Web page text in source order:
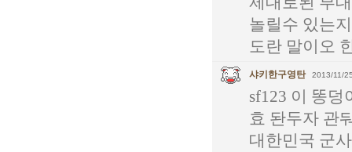
놀릴수 있는
도란 말이오
샤키한구영탄 2013/11/
sf123 이 똥
효 돤두자 관
대한민국 군